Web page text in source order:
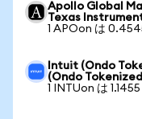
Apollo Global
Texas
1 APOon は
Intuit (Ondo
(Ondo
1 INTUon は